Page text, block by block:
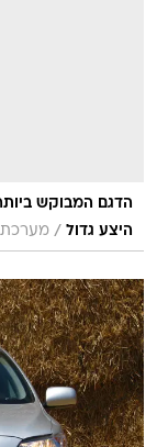
היצע גדול / מערכת